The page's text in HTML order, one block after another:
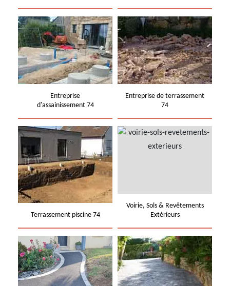
Entreprise
d'assainissement 74
Entreprise de terrassement
74
Terrassement piscine 74
Voirie, Sols & Revêtements
Extérieurs